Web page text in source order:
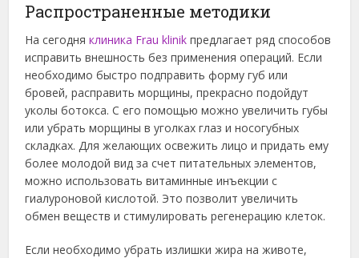
Распространенные методики
На сегодняклиника Frau klinik предлагает ряд способов
исправить внешность без применения операций. Если
необходимо быстро подправить форму губ или
бровей, расправить морщины, прекрасно подойдут
уколы ботокса. С его помощью можно увеличить губы
или убрать морщины в уголках глаз и носогубных
складках. Для желающих освежить лицо и придать ему
более молодой вид за счет питательных элементов,
можно использовать витаминные инъекции с
гиалуроновой кислотой. Это позволит увеличить
обмен веществ и стимулировать регенерацию клеток.
Если необходимо убрать излишки жира на животе,